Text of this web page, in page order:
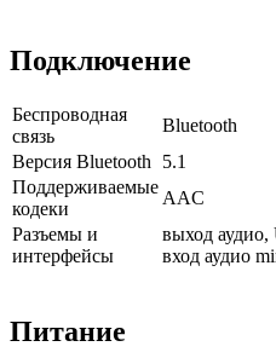
Подключение
Беспроводная
связь
Bluetooth
Версия Bluetooth
5.1
Поддерживаемые
кодеки
AAC
Разъемы и
интерфейсы
выход
вход аудио
Питание